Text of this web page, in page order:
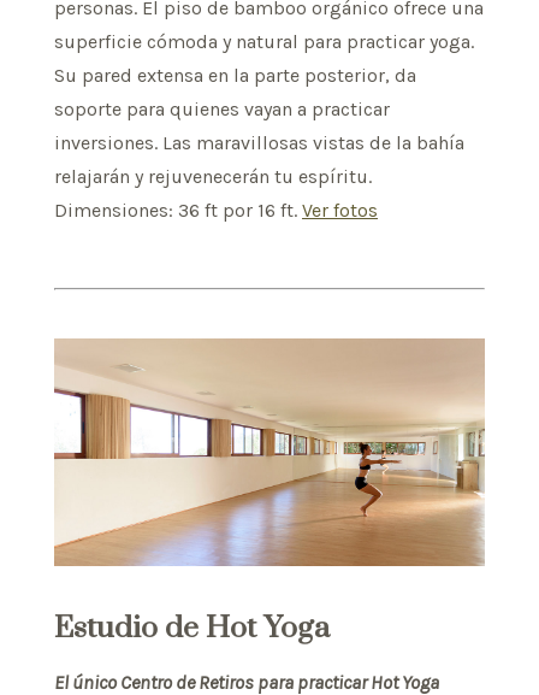
personas. El piso de bamboo orgánico ofrece una
superficie cómoda y natural para practicar yoga.
Su pared extensa en la parte posterior, da
soporte para quienes vayan a practicar
inversiones. Las maravillosas vistas de la bahía
relajarán y rejuvenecerán tu espíritu.
Dimensiones: 36 ft por 16 ft. Ver fotos
Estudio de Hot Yoga
El único Centro de Retiros para practicar Hot Yoga